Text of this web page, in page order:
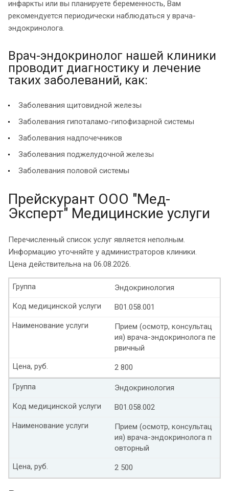
инфаркты или вы планируете беременность, Вам
рекомендуется периодически наблюдаться у врача-
эндокринолога.
Врач-эндокринолог нашей клиники
проводит диагностику и лечение
таких заболеваний, как:
Заболевания щитовидной железы
Заболевания гипоталамо-гипофизарной системы
Заболевания надпочечников
Заболевания поджелудочной железы
Заболевания половой системы
Прейскурант ООО "Мед-
Эксперт" Медицинские услуги
Перечисленный список услуг является неполным.
Информацию уточняйте у администраторов клиники.
Цена действительна на 06.08.2026.
Эндокринология
Группа
B01.058.001
Код медицинской услуги
Прием (осмотр, консультац
ия) врача-эндокринолога пе
рвичный
Наименование услуги
2 800
Цена, руб.
Эндокринология
Группа
B01.058.002
Код медицинской услуги
Прием (осмотр, консультац
ия) врача-эндокринолога п
овторный
Наименование услуги
2 500
Цена, руб.